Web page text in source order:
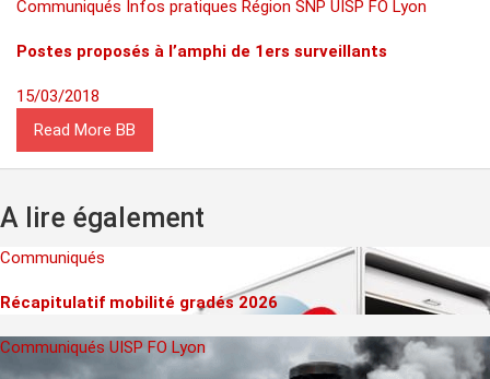
Communiqués Infos pratiques Région SNP UISP FO Lyon
Postes proposés à l’amphi de 1ers surveillants
15/03/2018
Read More
A lire également
Communiqués
Récapitulatif mobilité gradés 2026
Communiqués UISP FO Lyon